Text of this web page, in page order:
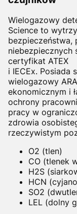
Wielogazowy
Science to
bezpieczeństwa,
niebezpiecznych
certyfikat ATEX
i IECEx. Posiada
wielogazowy
ekonomicznym i
ochrony
pracy w
zdrowia
rzeczywistym
O2 (tlen)
CO (tlenek
H2S
HCN
SO2
LEL (dolny